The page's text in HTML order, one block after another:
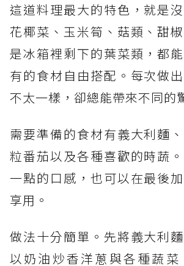
這道料理最大的特色，就是
花椰菜、玉米筍、菇類、甜
是冰箱裡剩下的葉菜類，都
有的食材自由搭配。每次做
不太一樣，卻總能帶來不同的
需要準備的食材有義大利麵
粒番茄以及各種喜歡的時蔬
一點的口感，也可以在最後
享用。
做法十分簡單。先將義大利
以奶油炒香洋蔥與各種蔬菜